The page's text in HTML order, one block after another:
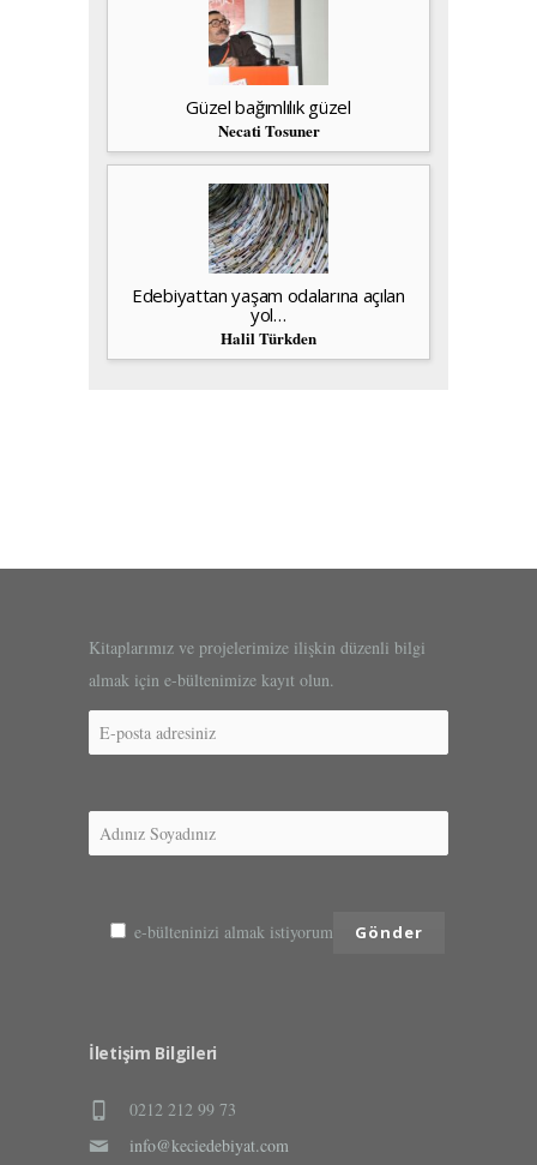
Güzel bağımlılık güzel
Necati Tosuner
Edebiyattan yaşam odalarına açılan
yol…
Halil Türkden
Kitaplarımız ve projelerimize ilişkin düzenli bilgi
almak için e-bültenimize kayıt olun.
e-bülteninizi almak istiyorum
İletişim Bilgileri
0212 212 99 73
info@keciedebiyat.com